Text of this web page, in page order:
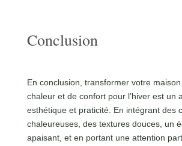
Conclusion
En conclusion, transformer votre
chaleur et de confort pour l’hiver est un
esthétique et praticité. En intégrant des
chaleureuses, des textures douces, un
apaisant, et en portant une attention